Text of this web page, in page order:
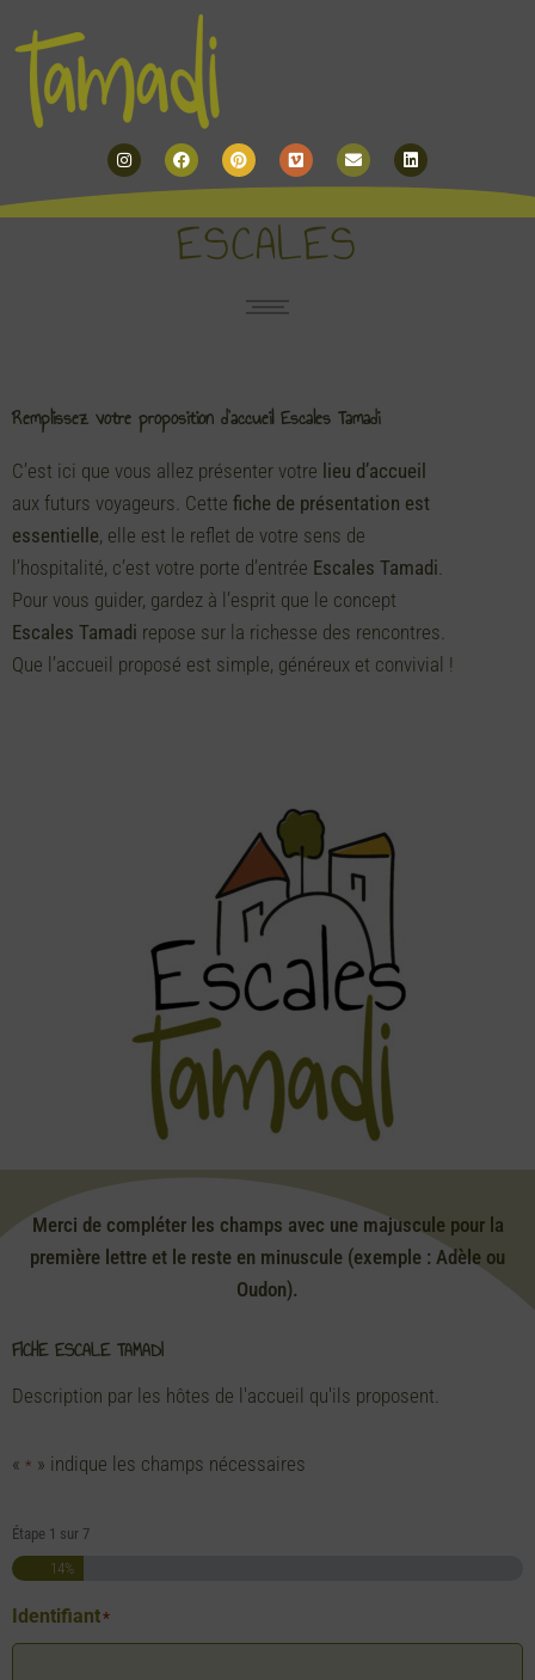
InstagramFacebookPinterestVimeo EnvelopeLinkedin
ESCALES
Remplissez votre proposition d'accueil Escales Tamadi
C’est ici que vous allez présenter votre lieu d’accueil
aux futurs voyageurs. Cette fiche de présentation est
essentielle, elle est le reflet de votre sens de
l’hospitalité, c’est votre porte d’entrée Escales Tamadi.
Pour vous guider, gardez à l’esprit que le concept
Escales Tamadi repose sur la richesse des rencontres.
Que l’accueil proposé est simple, généreux et convivial !
Merci de compléter les champs avec une majuscule pour la
première lettre et le reste en minuscule (exemple : Adèle ou
Oudon).
FICHE ESCALE TAMADI
Description par les hôtes de l'accueil qu'ils proposent.
« * » indique les champs nécessaires
Étape 1 sur 7
14%
Identifiant*